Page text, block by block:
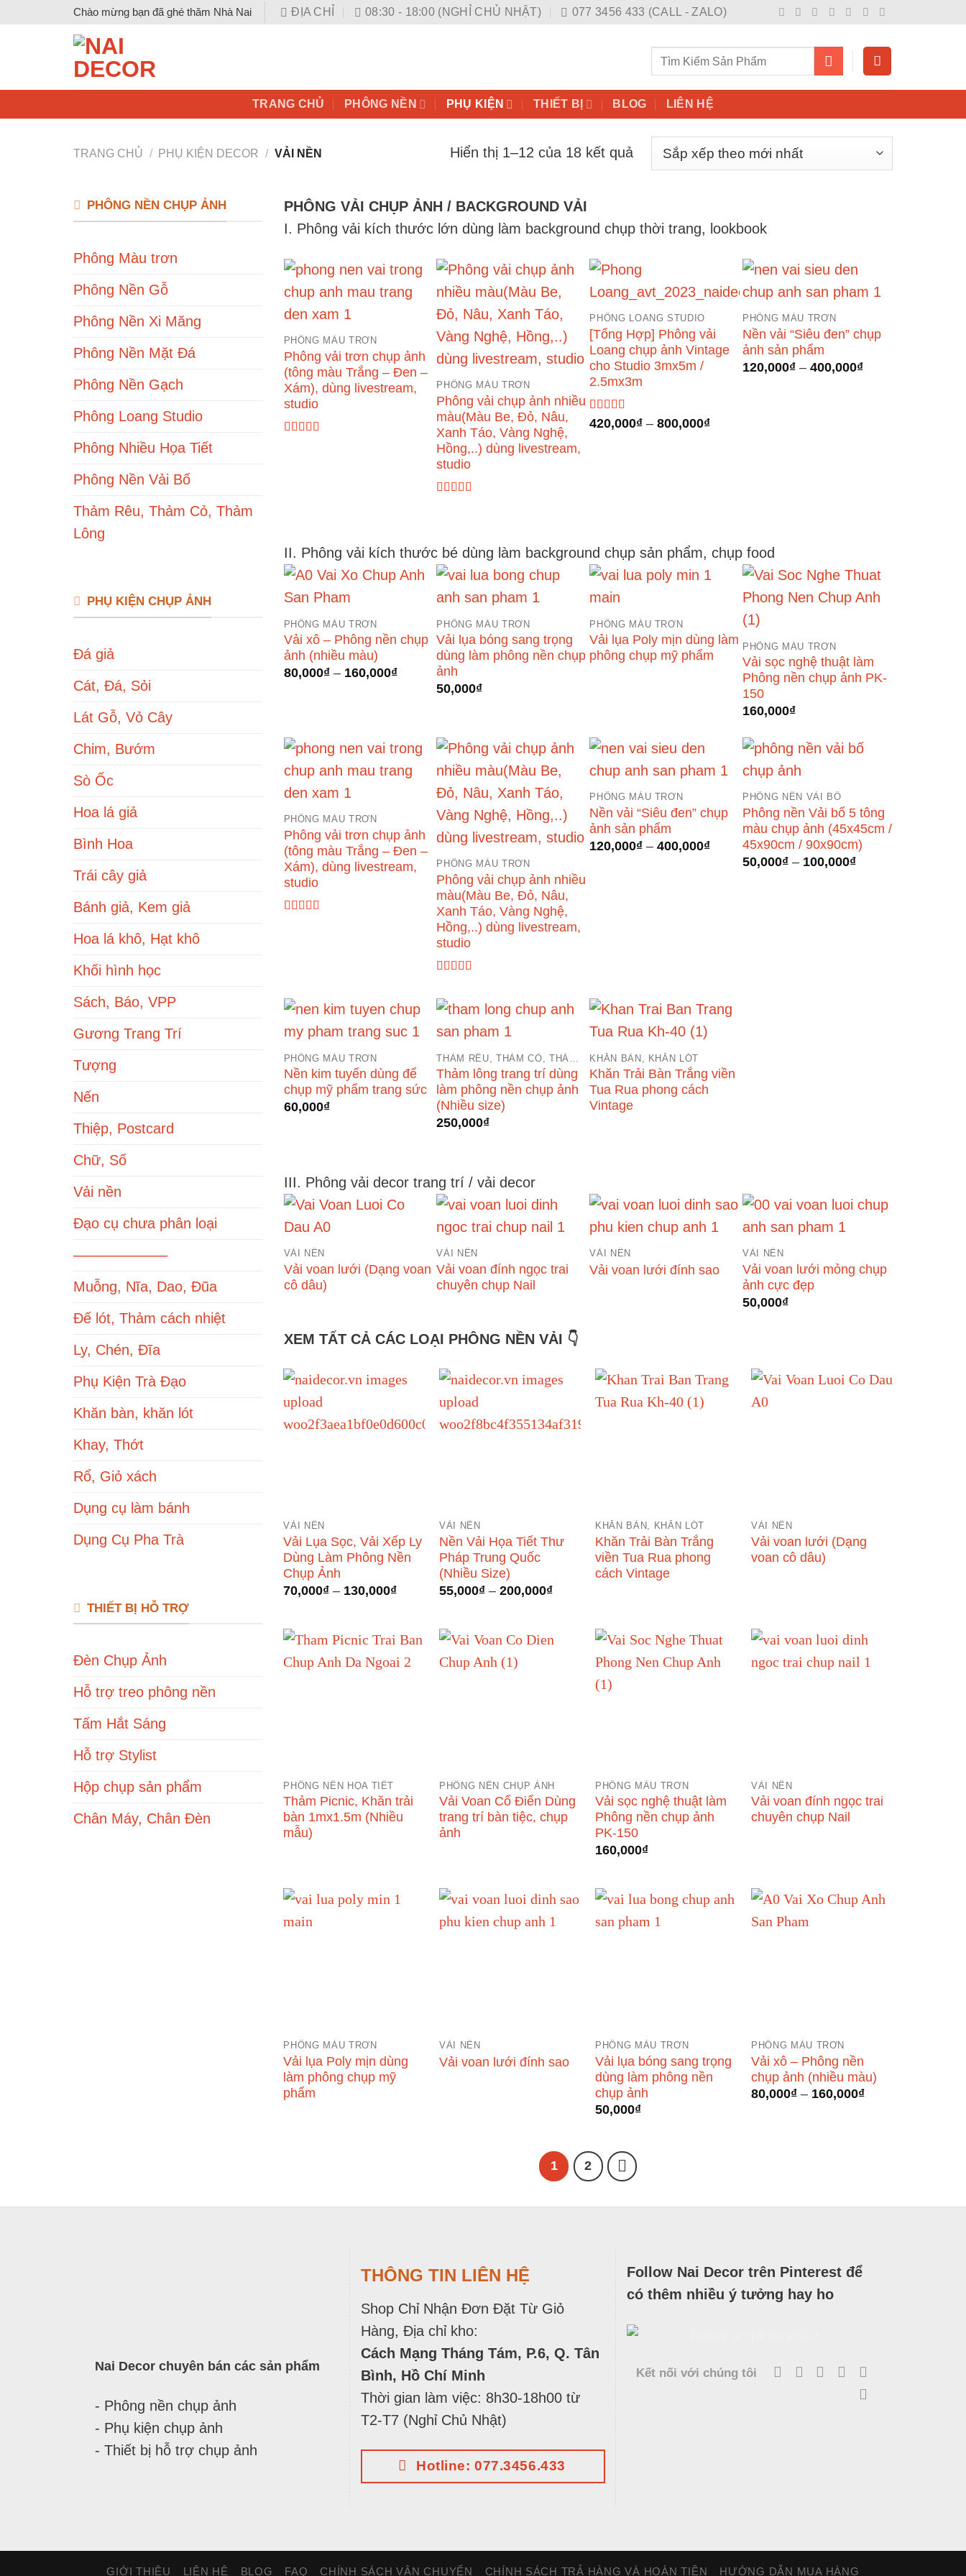
Chào mừng bạn đã ghé thăm Nhà Nai ĐỊA CHỈ 08:30 - 18:00 (NGHỈ CHỦ NHẬT) 077 3456 433 (CALL - ZALO)
Tìm
TRANG CHỦ PHÔNG NỀN PHỤ KIỆN THIẾT BỊ BLOG LIÊN HỆ
TRANG CHỦ / PHỤ KIỆN DECOR / VẢI NỀN Hiển thị 1–12 của 18 kết quả
PHÔNG NỀN CHỤP ẢNH
Phông Màu trơn
Phông Nền Gỗ
Phông Nền Xi Măng
Phông Nền Mặt Đá
Phông Nền Gạch
Phông Loang Studio
Phông Nhiều Họa Tiết
Phông Nền Vải Bố
Thảm Rêu, Thảm Cỏ, Thảm
Lông
PHỤ KIỆN CHỤP ẢNH
Đá giả
Cát, Đá, Sỏi
Lát Gỗ, Vỏ Cây
Chim, Bướm
Sò Ốc
Hoa lá giả
Bình Hoa
Trái cây giả
Bánh giả, Kem giả
Hoa lá khô, Hạt khô
Khối hình học
Sách, Báo, VPP
Gương Trang Trí
Tượng
Nến
Thiệp, Postcard
Chữ, Số
Vải nền
Đạo cụ chưa phân loại
——————–
Muỗng, Nĩa, Dao, Đũa
Đế lót, Thảm cách nhiệt
Ly, Chén, Đĩa
Phụ Kiện Trà Đạo
Khăn bàn, khăn lót
Khay, Thớt
Rổ, Giỏ xách
Dụng cụ làm bánh
Dụng Cụ Pha Trà
THIẾT BỊ HỖ TRỢ
Đèn Chụp Ảnh
Hỗ trợ treo phông nền
Tấm Hắt Sáng
Hỗ trợ Stylist
Hộp chụp sản phẩm
Chân Máy, Chân Đèn
PHÔNG VẢI CHỤP ẢNH / BACKGROUND VẢI
I. Phông vải kích thước lớn dùng làm background chụp thời trang, lookbook
PHÔNG MÀU TRƠN
Phông vải trơn chụp ảnh
(tông màu Trắng – Đen –
Xám), dùng livestream,
studio
PHÔNG MÀU TRƠN
Phông vải chụp ảnh nhiều
màu(Màu Be, Đỏ, Nâu,
Xanh Táo, Vàng Nghệ,
Hồng,..) dùng livestream,
studio
PHÔNG LOANG STUDIO
[Tổng Hợp] Phông vải
Loang chụp ảnh Vintage
cho Studio 3mx5m /
2.5mx3m
Được xếp
hạng
420,000₫ – 800,000₫Khoảng
PHÔNG MÀU TRƠN
Nền vải “Siêu đen” chụp
ảnh sản phẩm
120,000₫ – 400,000₫Khoảng
II. Phông vải kích thước bé dùng làm background chụp sản phẩm, chụp food
PHÔNG MÀU TRƠN
Vải xô – Phông nền chụp
ảnh (nhiều màu)
80,000₫ – 160,000₫Khoảng
PHÔNG MÀU TRƠN
Vải lụa bóng sang trọng
dùng làm phông nền chụp
ảnh
50,000₫
PHÔNG MÀU TRƠN
Vải lụa Poly mịn dùng làm
phông chụp mỹ phẩm
PHÔNG MÀU TRƠN
Vải sọc nghệ thuật làm
Phông nền chụp ảnh PK-
150
160,000₫
PHÔNG MÀU TRƠN
Phông vải trơn chụp ảnh
(tông màu Trắng – Đen –
Xám), dùng livestream,
studio
PHÔNG MÀU TRƠN
Phông vải chụp ảnh nhiều
màu(Màu Be, Đỏ, Nâu,
Xanh Táo, Vàng Nghệ,
Hồng,..) dùng livestream,
studio
sao
PHÔNG MÀU TRƠN
Nền vải “Siêu đen” chụp
ảnh sản phẩm
120,000₫ – 400,000₫Khoảng
PHÔNG NỀN VẢI BỐ
Phông nền Vải bố 5 tông
màu chụp ảnh (45x45cm /
45x90cm / 90x90cm)
50,000₫ – 100,000₫Khoảng
PHÔNG MÀU TRƠN
Nền kim tuyến dùng để
chụp mỹ phẩm trang sức
60,000₫
Thảm lông trang trí dùng
làm phông nền chụp ảnh
(Nhiều size)
250,000₫
KHĂN BÀN, KHĂN LÓT
Khăn Trải Bàn Trắng viền
Tua Rua phong cách
Vintage
III. Phông vải decor trang trí / vải decor
VẢI NỀN
Vải voan lưới (Dạng voan
cô dâu)
VẢI NỀN
Vải voan đính ngọc trai
chuyên chụp Nail
VẢI NỀN
Vải voan lưới đính sao
VẢI NỀN
Vải voan lưới mỏng chụp
ảnh cực đẹp
50,000₫
XEM TẤT CẢ CÁC LOẠI PHÔNG NỀN VẢI 👇
VẢI NỀN
Vải Lụa Sọc, Vải Xếp Ly
Dùng Làm Phông Nền
Chụp Ảnh
70,000₫ – 130,000₫Khoảng
70,000₫
đến
VẢI NỀN
Nền Vải Họa Tiết Thư
Pháp Trung Quốc
(Nhiều Size)
55,000₫ – 200,000₫Khoảng
55,000₫
đến
KHĂN BÀN, KHĂN LÓT
Khăn Trải Bàn Trắng
viền Tua Rua phong
cách Vintage
VẢI NỀN
Vải voan lưới (Dạng
voan cô dâu)
PHÔNG NỀN HỌA TIẾT
Thảm Picnic, Khăn trải
bàn 1mx1.5m (Nhiều
mẫu)
PHÔNG NỀN CHỤP ẢNH
Vải Voan Cổ Điển Dùng
trang trí bàn tiệc, chụp
ảnh
PHÔNG MÀU TRƠN
Vải sọc nghệ thuật làm
Phông nền chụp ảnh
PK-150
160,000₫
VẢI NỀN
Vải voan đính ngọc trai
chuyên chụp Nail
PHÔNG MÀU TRƠN
Vải lụa Poly mịn dùng
làm phông chụp mỹ
phẩm
VẢI NỀN
Vải voan lưới đính sao
PHÔNG MÀU TRƠN
Vải lụa bóng sang trọng
dùng làm phông nền
chụp ảnh
50,000₫
PHÔNG MÀU TRƠN
Vải xô – Phông nền
chụp ảnh (nhiều màu)
80,000₫ – 160,000₫Khoảng
1 2
Nai Decor chuyên bán các sản phẩm
- Phông nền chụp ảnh
- Phụ kiện chụp ảnh
- Thiết bị hỗ trợ chụp ảnh
THÔNG TIN LIÊN HỆ
Shop Chỉ Nhận Đơn Đặt Từ Giỏ
Hàng, Địa chỉ kho:
Cách Mạng Tháng Tám, P.6, Q. Tân
Bình, Hồ Chí Minh
Thời gian làm việc: 8h30-18h00 từ
T2-T7 (Nghỉ Chủ Nhật)
Hotline: 077.3456.433
Follow Nai Decor trên Pinterest để
có thêm nhiều ý tưởng hay ho
Kết nối với chúng tôi
GIỚI THIỆU LIÊN HỆ BLOG FAQ CHÍNH SÁCH VẬN CHUYỂN CHÍNH SÁCH TRẢ HÀNG VÀ HOÀN TIỀN HƯỚNG DẪN MUA HÀNG